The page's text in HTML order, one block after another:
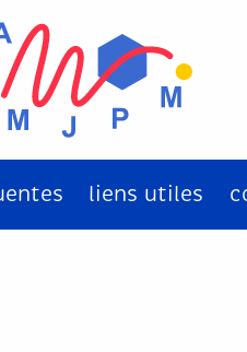
liens utiles